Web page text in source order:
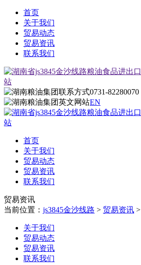
首页
关于我们
贸易动态
贸易资讯
联系我们
0731-82280070
EN
首页
关于我们
贸易动态
贸易资讯
联系我们
贸易资讯
当前位置： js3845金沙线路 > 贸易资讯 >
关于我们
贸易动态
贸易资讯
联系我们